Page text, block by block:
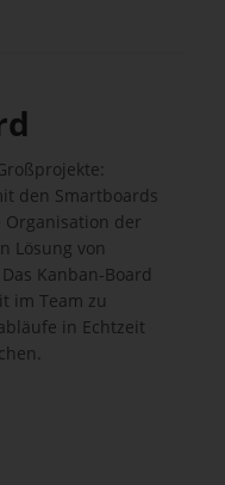
den Smartboards
Organisation der
Lösung von
Kanban-Board
im Team zu
in Echtzeit